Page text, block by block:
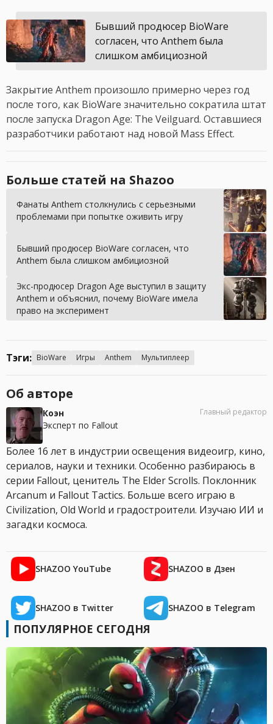
Бывший продюсер BioWare
согласен, что Anthem была
слишком амбициозной
Закрытие Anthem произошло примерно через год
после того, как BioWare значительно сократила штат
после запуска Dragon Age: The Veilguard. Оставшиеся
разработчики работают над новой Mass Effect.
Больше статей на Shazoo
Фанаты Anthem столкнулись с серьезными
проблемами при попытке оживить игру
Бывший продюсер BioWare согласен, что
Anthem была слишком амбициозной
Экс-продюсер Dragon Age выступил в защиту
Anthem и объяснил, почему BioWare имела
право на эксперимент
Тэги: BioWare Игры Anthem Мультиплеер
Об авторе
Коэн
Эксперт по Fallout
Главный редактор
Более 16 лет в индустрии освещения видеоигр, кино,
сериалов, науки и техники. Особенно разбираюсь в
серии Fallout, ценитель The Elder Scrolls. Поклонник
Arcanum и Fallout Tactics. Больше всего играю в
Civilization, Old World и градостроители. Изучаю ИИ и
загадки космоса.
SHAZOO YouTube SHAZOO в Дзен
SHAZOO в Twitter SHAZOO в Telegram
ПОПУЛЯРНОЕ СЕГОДНЯ